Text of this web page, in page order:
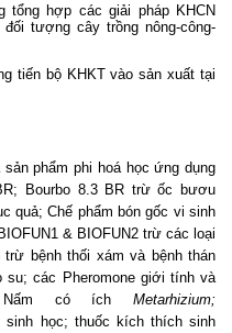
tổng hợp các giải pháp KHCN
tượng cây trồng nông-công-
tiến bộ KHKT vào sản xuất tại
phẩm phi hoá học ứng dụng
Bourbo 8.3 BR trừ ốc bươu
quả; Chế phẩm bón gốc vi sinh
& BIOFUN2 trừ các loại
trừ bệnh thối xám và bệnh thán
su; các Pheromone giới tính và
Nấm có ích Metarhizium;
sinh học; thuốc kích thích sinh